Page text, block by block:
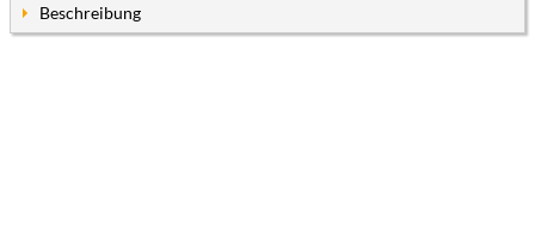
Beschreibung